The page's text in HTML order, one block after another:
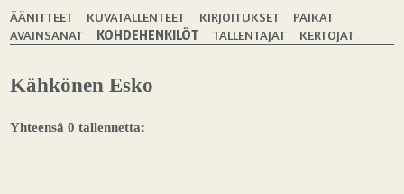
ÄÄNITTEET KUVATALLENTEET KIRJOITUKSET
PAIKAT
AVAINSANAT
KOHDEHENKILÖT TALLENTAJAT KERTOJAT
Kähkönen Esko
Yhteensä 0 tallennetta: